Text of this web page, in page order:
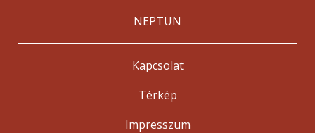
NEPTUN
Kapcsolat
Térkép
Impresszum